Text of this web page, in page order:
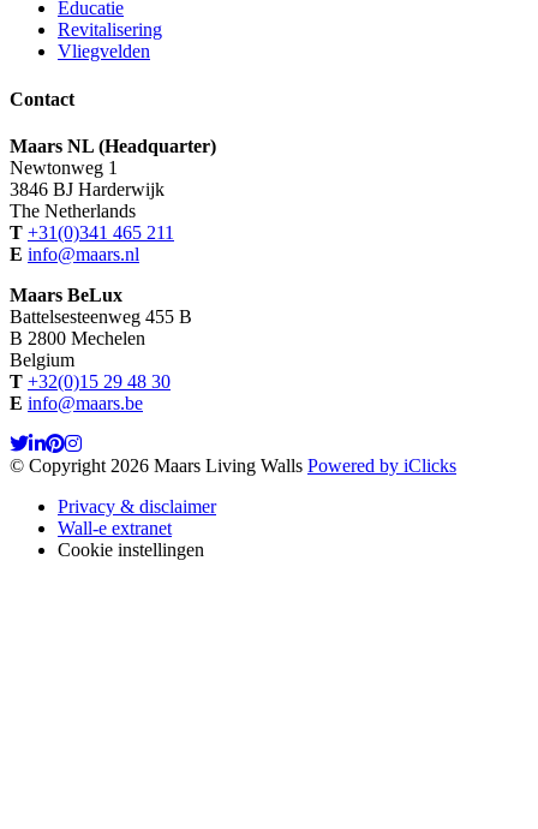
Educatie
Revitalisering
Vliegvelden
Contact
Maars NL (Headquarter)
Newtonweg 1
3846 BJ Harderwijk
The Netherlands
T +31(0)341 465 211
E info@maars.nl
Maars BeLux
Battelsesteenweg 455 B
B 2800 Mechelen
Belgium
T +32(0)15 29 48 30
E info@maars.be
© Copyright 2026 Maars Living Walls Powered by iClicks
Privacy & disclaimer
Wall-e extranet
Cookie instellingen